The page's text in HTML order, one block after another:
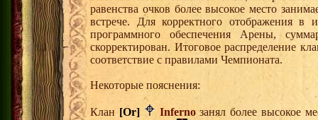
равенства очков более высокое место
встрече. Для корректного отображения в
программного обеспечения Арены,
скорректирован. Итоговое распределение
соответствие с правилами Чемпионата.
Некоторые пояснения:
Клан [Or] Infernoзанял более высокое